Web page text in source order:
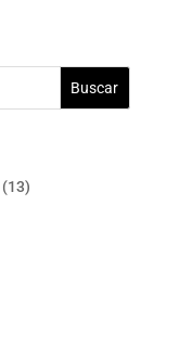
Buscar
1313